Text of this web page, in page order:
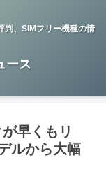
判、SIMフリー機種の情
ース
早くもリ
ルから大幅